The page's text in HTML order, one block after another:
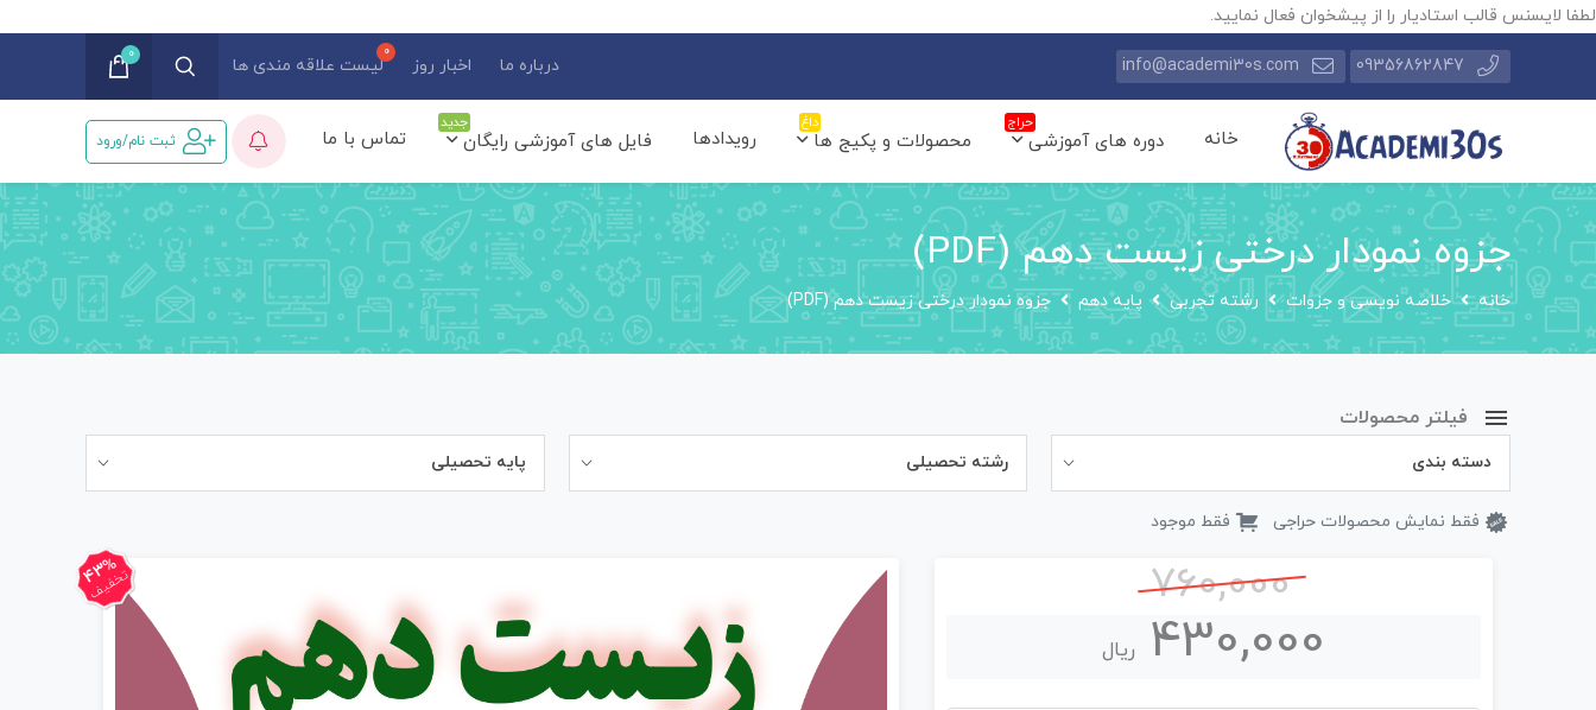
لطفا لایسنس قالب استادیار را از پیشخوان فعال نمایید.
09356862847
info@academi30s.com درباره ما اخبار روز لیست علاقه مندی ها
0
خانه دوره های آموزشی
حراج
محصولات و پکیج ها
داغ
رویدادها فایل های آموزشی رایگان
جدید
تماس با ما ثبت نام/ورود
جزوه نمودار درختی زیست دهم (PDF)
خانه خلاصه نویسی و جزوات رشته تجربی پایه دهم جزوه نمودار درختی زیست دهم (PDF)
فیلتر محصولات
دسته بندی رشته تحصیلی پایه تحصیلی
فقط نمایش محصولات حراجی فقط موجود
760,000
430,000 ریال
43%
تخفیف